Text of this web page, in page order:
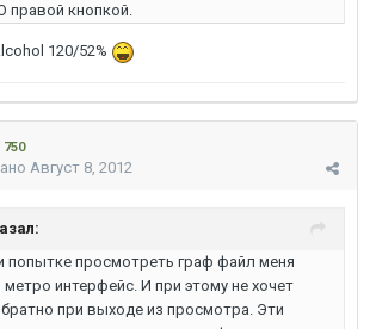
правой кнопкой.
120/52%
750
Август 8, 2012
попытке просмотреть граф файл меня
интерфейс. И при этому не хочет
при выходе из просмотра. Эти